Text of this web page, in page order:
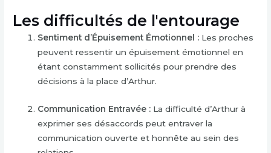
Les difficultés de l'entourage
Sentiment d’Épuisement Émotionnel : Les proches
peuvent ressentir un épuisement émotionnel en
étant constamment sollicités pour prendre des
décisions à la place d’Arthur.
Communication Entravée : La difficulté d’Arthur à
exprimer ses désaccords peut entraver la
communication ouverte et honnête au sein des